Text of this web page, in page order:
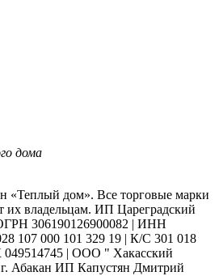
дома
«Теплый дом». Все торговые марки
их владельцам. ИП Цареградский
306190126900082 | ИНН
107 000 101 329 19 | К/С 301 018
049514745 | ООО " Хакасский
Абакан ИП Капустян Дмитрий